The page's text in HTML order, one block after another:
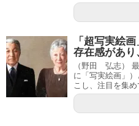
「超写実絵
存在感があり
（野田 弘志）
に「写実絵画」
こし、注目を集